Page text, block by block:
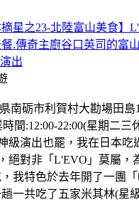
摘星之23-北陸富山美食】
.傳奇主廚谷口英司的富
出
南砺市利賀村大勘場田島
時間:12:00-22:00(星期二三
級演出也罷，我在日本吃
絕對非「L'EVO」莫屬，
，我特色於去年開了一團
一共吃了五家米其林(星